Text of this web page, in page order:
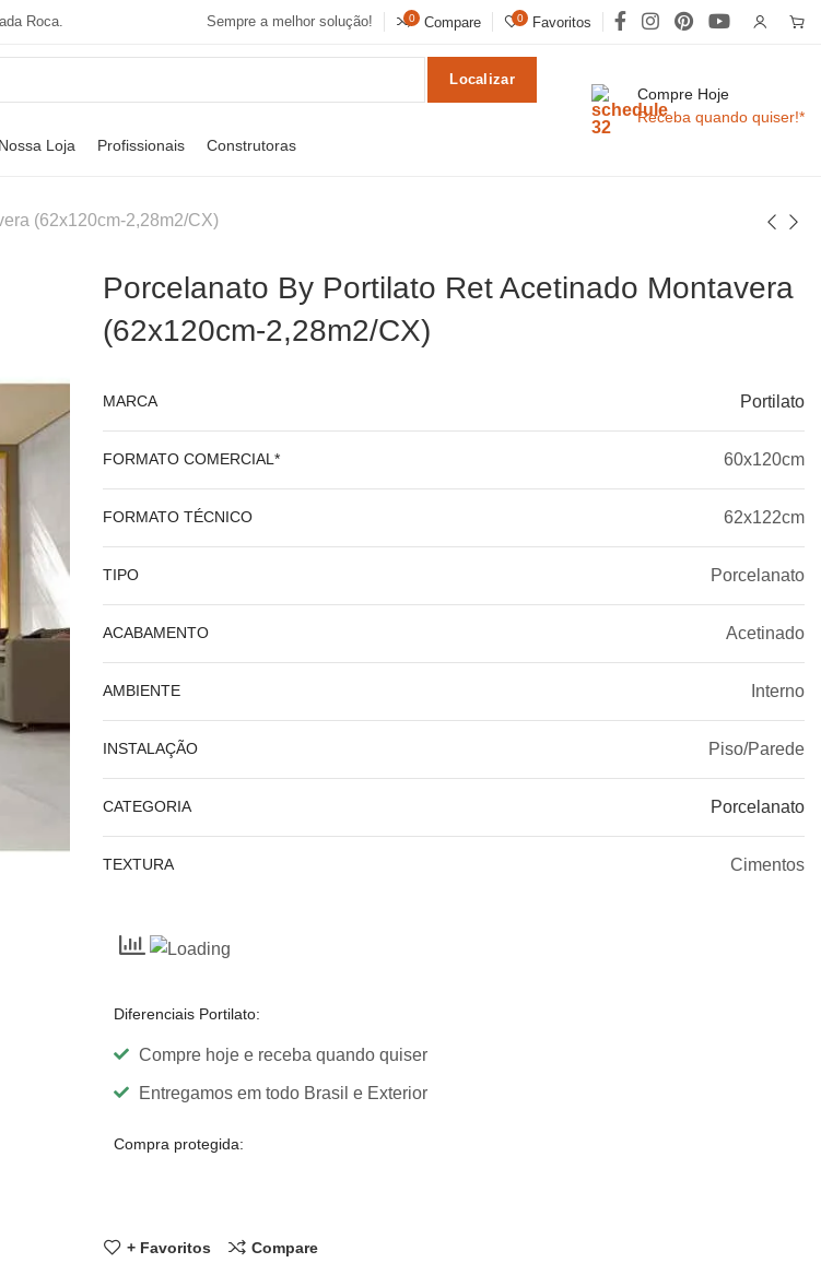
Roca. Sempre a melhor solução! 0 Compare 0 Favoritos
Localizar
Nossa Loja Profissionais Construtoras
Compre Hoje
Receba quando quiser!*
(62x120cm-2,28m2/CX)
Porcelanato By Portilato Ret Acetinado Montavera
(62x120cm-2,28m2/CX)
MARCA Portilato
FORMATO COMERCIAL* 60x120cm
FORMATO TÉCNICO 62x122cm
TIPO Porcelanato
ACABAMENTO Acetinado
AMBIENTE Interno
INSTALAÇÃO Piso/Parede
CATEGORIA Porcelanato
TEXTURA Cimentos
Diferenciais Portilato:
Compre hoje e receba quando quiser
Entregamos em todo Brasil e Exterior
Compra protegida:
+ Favoritos Compare